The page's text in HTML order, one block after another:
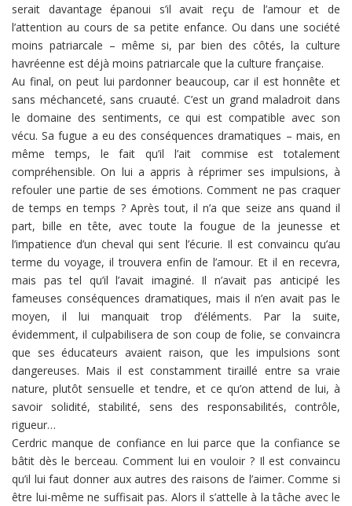
serait davantage épanoui s’il avait reçu de l’amour et de
l’attention au cours de sa petite enfance. Ou dans une société
moins patriarcale – même si, par bien des côtés, la culture
havréenne est déjà moins patriarcale que la culture française.
Au final, on peut lui pardonner beaucoup, car il est honnête et
sans méchanceté, sans cruauté. C’est un grand maladroit dans
le domaine des sentiments, ce qui est compatible avec son
vécu. Sa fugue a eu des conséquences dramatiques – mais, en
même temps, le fait qu’il l’ait commise est totalement
compréhensible. On lui a appris à réprimer ses impulsions, à
refouler une partie de ses émotions. Comment ne pas craquer
de temps en temps ? Après tout, il n’a que seize ans quand il
part, bille en tête, avec toute la fougue de la jeunesse et
l’impatience d’un cheval qui sent l’écurie. Il est convaincu qu’au
terme du voyage, il trouvera enfin de l’amour. Et il en recevra,
mais pas tel qu’il l’avait imaginé. Il n’avait pas anticipé les
fameuses conséquences dramatiques, mais il n’en avait pas le
moyen, il lui manquait trop d’éléments. Par la suite,
évidemment, il culpabilisera de son coup de folie, se convaincra
que ses éducateurs avaient raison, que les impulsions sont
dangereuses. Mais il est constamment tiraillé entre sa vraie
nature, plutôt sensuelle et tendre, et ce qu’on attend de lui, à
savoir solidité, stabilité, sens des responsabilités, contrôle,
rigueur…
Cerdric manque de confiance en lui parce que la confiance se
bâtit dès le berceau. Comment lui en vouloir ? Il est convaincu
qu’il lui faut donner aux autres des raisons de l’aimer. Comme si
être lui-même ne suffisait pas. Alors il s’attelle à la tâche avec le